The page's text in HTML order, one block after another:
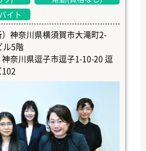
イト
神奈川県横須賀市大滝町2-
5階
奈川県逗子市逗子1-10-20 逗